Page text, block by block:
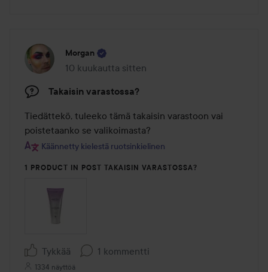
Morgan
10 kuukautta sitten
Viesti luotiin 10 kuukautta sitten
Takaisin varastossa?
Tiedättekö, tuleeko tämä takaisin varastoon vai
poistetaanko se valikoimasta?
Käännetty kielestä ruotsinkielinen
1 PRODUCT IN POST TAKAISIN VARASTOSSA?
Tykkää 1 kommentti
1334 näyttöä